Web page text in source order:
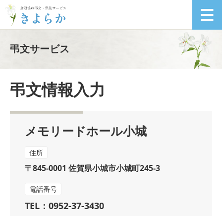
弔文サービス
弔文情報入力
メモリードホール小城
住所
〒845-0001 佐賀県小城市小城町245-3
電話番号
TEL：0952-37-3430